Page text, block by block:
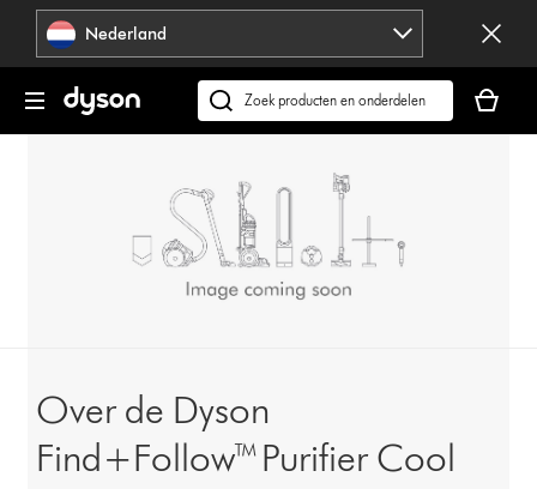
Navigatie
overslaan
Nederland
Zoek
op
is
Over de Dyson
Find+Follow™ Purifier Cool